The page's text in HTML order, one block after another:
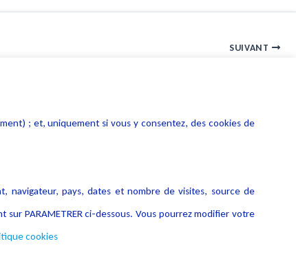
SUIVANT
; et, uniquement si vous y consentez, des cookies de
navigateur, pays, dates et nombre de visites, source de
PARAMETRER ci-dessous. Vous pourrez modifier votre
cookies